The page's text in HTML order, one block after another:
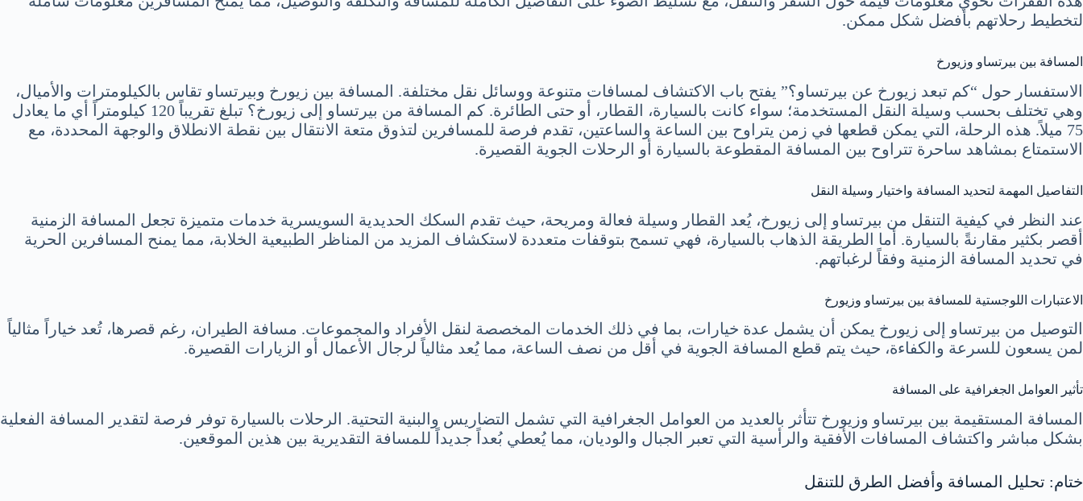
لتخطيط رحلاتهم بأفضل شكل ممكن.
المسافة بين بيرتساو وزيورخ
الاستفسار حول “كم تبعد زيورخ عن بيرتساو؟” يفتح باب الاكتشاف لمسافات متنوعة ووسائل نقل مختلفة. المسافة بين زيورخ وبيرتساو تقاس بالكيلومترات والأميال،
وهي تختلف بحسب وسيلة النقل المستخدمة؛ سواء كانت بالسيارة، القطار، أو حتى الطائرة. كم المسافة من بيرتساو إلى زيورخ؟ تبلغ تقريباً 120 كيلومتراً أي ما يعادل
75 ميلاً. هذه الرحلة، التي يمكن قطعها في زمن يتراوح بين الساعة والساعتين، تقدم فرصة للمسافرين لتذوق متعة الانتقال بين نقطة الانطلاق والوجهة المحددة، مع
الاستمتاع بمشاهد ساحرة تتراوح بين المسافة المقطوعة بالسيارة أو الرحلات الجوية القصيرة.
التفاصيل المهمة لتحديد المسافة واختيار وسيلة النقل
عند النظر في كيفية التنقل من بيرتساو إلى زيورخ، يُعد القطار وسيلة فعالة ومريحة، حيث تقدم السكك الحديدية السويسرية خدمات متميزة تجعل المسافة الزمنية
أقصر بكثير مقارنةً بالسيارة. أما الطريقة الذهاب بالسيارة، فهي تسمح بتوقفات متعددة لاستكشاف المزيد من المناظر الطبيعية الخلابة، مما يمنح المسافرين الحرية
في تحديد المسافة الزمنية وفقاً لرغباتهم.
الاعتبارات اللوجستية للمسافة بين بيرتساو وزيورخ
التوصيل من بيرتساو إلى زيورخ يمكن أن يشمل عدة خيارات، بما في ذلك الخدمات المخصصة لنقل الأفراد والمجموعات. مسافة الطيران، رغم قصرها، تُعد خياراً مثالياً
لمن يسعون للسرعة والكفاءة، حيث يتم قطع المسافة الجوية في أقل من نصف الساعة، مما يُعد مثالياً لرجال الأعمال أو الزيارات القصيرة.
تأثير العوامل الجغرافية على المسافة
المسافة المستقيمة بين بيرتساو وزيورخ تتأثر بالعديد من العوامل الجغرافية التي تشمل التضاريس والبنية التحتية. الرحلات بالسيارة توفر فرصة لتقدير المسافة الفعلية
بشكل مباشر واكتشاف المسافات الأفقية والرأسية التي تعبر الجبال والوديان، مما يُعطي بُعداً جديداً للمسافة التقديرية بين هذين الموقعين.
ختام: تحليل المسافة وأفضل الطرق للتنقل